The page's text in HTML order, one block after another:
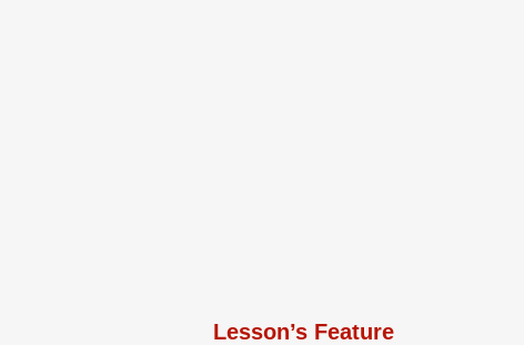
Lesson’s Feature